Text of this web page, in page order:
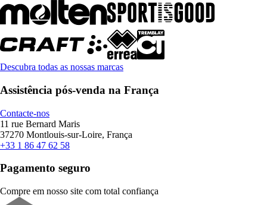
Descubra todas as nossas marcas
Assistência pós-venda na França
Contacte-nos
11 rue Bernard Maris
37270 Montlouis-sur-Loire, França
+33 1 86 47 62 58
Pagamento seguro
Compre em nosso site com total confiança